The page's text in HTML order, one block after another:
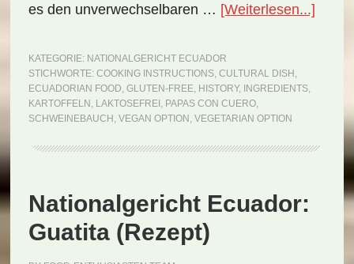
es den unverwechselbaren … [Weiterlesen...]
KATEGORIE: NATIONALGERICHT ECUADOR
STICHWORTE: COOKING INSTRUCTIONS, CULTURAL DISH ,
ECUADORIAN FOOD, GLUTEN-FREE, HISTORY, INGREDIENTS,
KARTOFFELN , LAKTOSEFREI , PAPAS CON CUERO,
SCHWEINEBAUCH , VEGAN OPTION , VEGETARIAN OPTION
Nationalgericht Ecuador:
Guatita (Rezept)